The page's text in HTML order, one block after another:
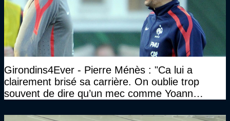
Girondins4Ever - Pierre Ménès : "Ca lui a
clairement brisé sa carrière. On oublie trop
souvent de dire qu’un mec comme Yoann